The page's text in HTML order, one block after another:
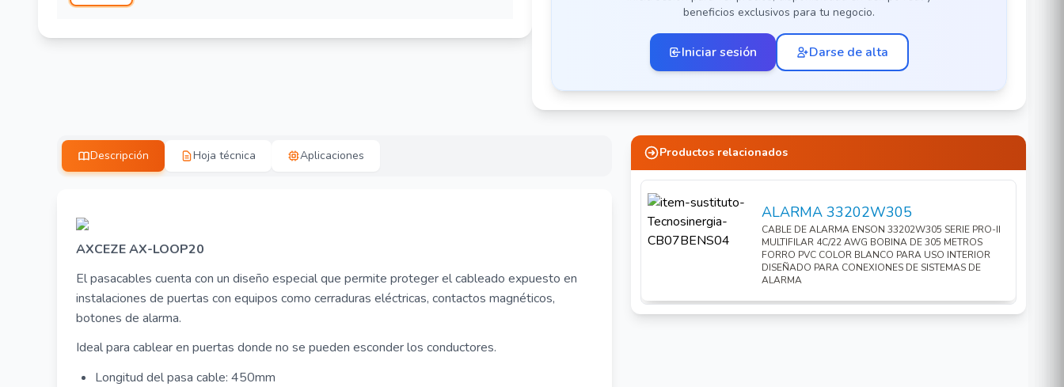
beneficios exclusivos para tu negocio.
Iniciar sesión Darse de alta
Descripción Hoja técnica Aplicaciones
AXCEZE AX-LOOP20
El pasacables cuenta con un diseño especial que permite proteger el cableado expuesto en
instalaciones de puertas con equipos como cerraduras eléctricas, contactos magnéticos,
botones de alarma.
Ideal para cablear en puertas donde no se pueden esconder los conductores.
Longitud del pasa cable: 450mm
Productos relacionados
ALARMA 33202W305
CABLE DE ALARMA ENSON 33202W305 SERIE PRO-II
MULTIFILAR 4C/22 AWG BOBINA DE 305 METROS
FORRO PVC COLOR BLANCO PARA USO INTERIOR
DISEÑADO PARA CONEXIONES DE SISTEMAS DE
ALARMA